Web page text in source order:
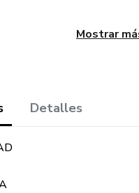
✅Bolsitas
✅Cajita
Mostrar
Detalles